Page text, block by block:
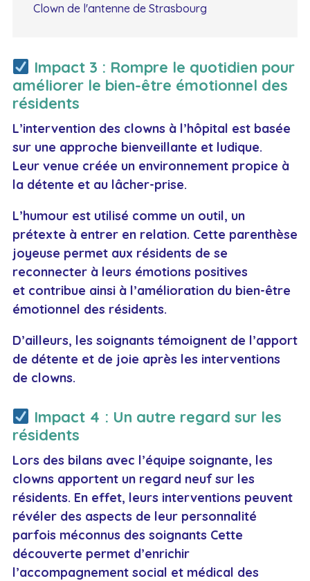
Clown de l'antenne de Strasbourg
Impact 3 : Rompre le quotidien pour
améliorer le bien-être émotionnel des
résidents
L’intervention des clowns à l’hôpital est basée
sur une approche bienveillante et ludique.
Leur venue créée un environnement propice à
la détente et au lâcher-prise.
L’humour est utilisé comme un outil, un
prétexte à entrer en relation. Cette parenthèse
joyeuse permet aux résidents de se
reconnecter à leurs émotions positives
et contribue ainsi à l’amélioration du bien-être
émotionnel des résidents.
D’ailleurs, les soignants témoignent de l’apport
de détente et de joie après les interventions
de clowns.
Impact 4 : Un autre regard sur les
résidents
Lors des bilans avec l’équipe soignante, les
clowns apportent un regard neuf sur les
résidents. En effet, leurs interventions peuvent
révéler des aspects de leur personnalité
parfois méconnus des soignants Cette
découverte permet d’enrichir
l’accompagnement social et médical des